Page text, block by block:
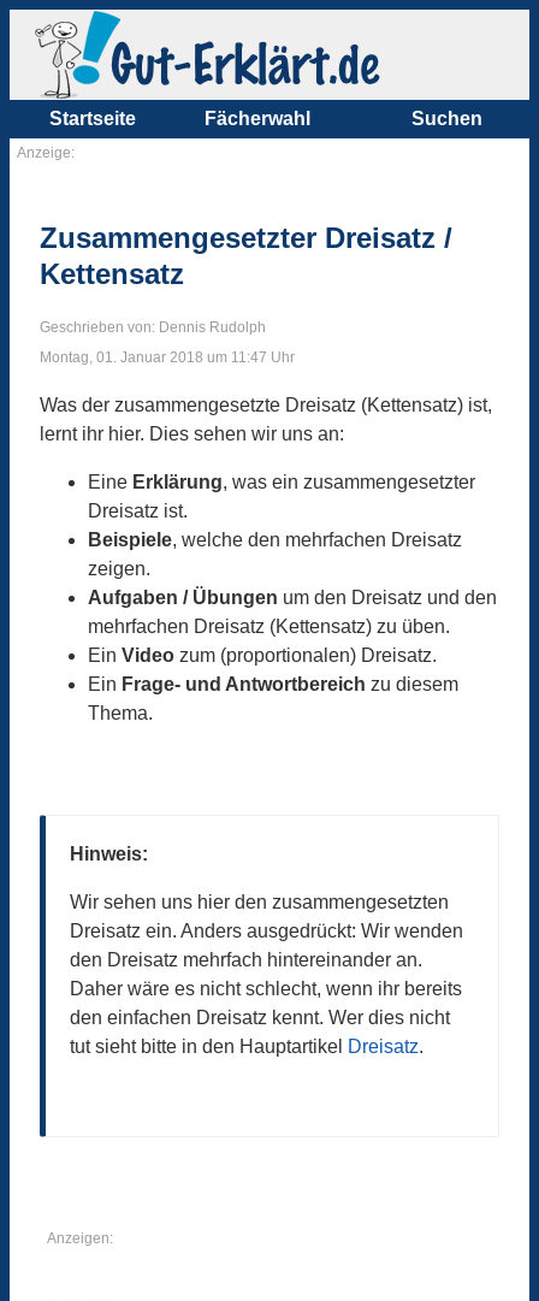
Startseite Fächerwahl Suchen
Anzeige:
Zusammengesetzter Dreisatz /
Kettensatz
Geschrieben von: Dennis Rudolph
Montag, 01. Januar 2018 um 11:47 Uhr
Was der zusammengesetzte Dreisatz (Kettensatz) ist,
lernt ihr hier. Dies sehen wir uns an:
Eine Erklärung, was ein zusammengesetzter
Dreisatz ist.
Beispiele, welche den mehrfachen Dreisatz
zeigen.
Aufgaben / Übungen um den Dreisatz und den
mehrfachen Dreisatz (Kettensatz) zu üben.
Ein Video zum (proportionalen) Dreisatz.
Ein Frage- und Antwortbereich zu diesem
Thema.
Hinweis:
Wir sehen uns hier den zusammengesetzten
Dreisatz ein. Anders ausgedrückt: Wir wenden
den Dreisatz mehrfach hintereinander an.
Daher wäre es nicht schlecht, wenn ihr bereits
den einfachen Dreisatz kennt. Wer dies nicht
tut sieht bitte in den Hauptartikel Dreisatz.
Anzeigen: